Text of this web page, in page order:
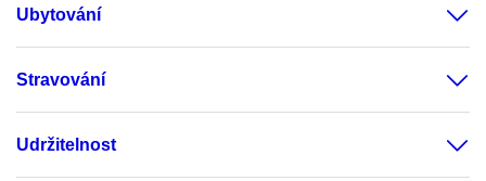
Ubytování
Stravování
Udržitelnost